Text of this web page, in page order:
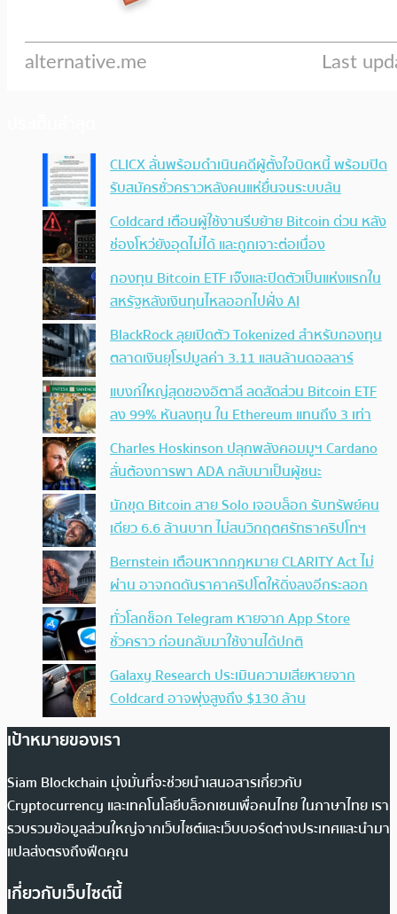
CLICX ลั่นพร้อมดำเนินคดีผู้ตั้งใจบิดหนี้ พร้อมปิด
รับสมัครชั่วคราวหลังคนแห่ยื่นจนระบบล้น
Coldcard เตือนผู้ใช้งานรีบย้าย Bitcoin ด่วน หลัง
ช่องโหว่ยังอุดไม่ได้ และถูกเจาะต่อเนื่อง
กองทุน Bitcoin ETF เจ๊งและปิดตัวเป็นแห่งแรกใน
สหรัฐหลังเงินทุนไหลออกไปฝั่ง AI
BlackRock ลุยเปิดตัว Tokenized สำหรับกองทุน
ตลาดเงินยุโรปมูลค่า 3.11 แสนล้านดอลลาร์
แบงก์ใหญ่สุดของอิตาลี ลดสัดส่วน Bitcoin ETF
ลง 99% หันลงทุน ใน Ethereum แทนถึง 3 เท่า
Charles Hoskinson ปลุกพลังคอมมูฯ Cardano
ลั่นต้องการพา ADA กลับมาเป็นผู้ชนะ
นักขุด Bitcoin สาย Solo เจอบล็อก รับทรัพย์คน
เดียว 6.6 ล้านบาท ไม่สนวิกฤตศรัทธาคริปโทฯ
Bernstein เตือนหากกฎหมาย CLARITY Act ไม่
ผ่าน อาจกดดันราคาคริปโตให้ดิ่งลงอีกระลอก
ทั่วโลกช็อก Telegram หายจาก App Store
ชั่วคราว ก่อนกลับมาใช้งานได้ปกติ
Galaxy Research ประเมินความเสียหายจาก
Coldcard อาจพุ่งสูงถึง $130 ล้าน
เป้าหมายของเรา
Siam Blockchain มุ่งมั่นที่จะช่วยนำเสนอสารเกี่ยวกับ
Cryptocurrency และเทคโนโลยีบล็อกเชนเพื่อคนไทย ในภาษาไทย เรา
รวบรวมข้อมูลส่วนใหญ่จากเว็บไซต์และเว็บบอร์ดต่างประเทศและนำมา
แปลส่งตรงถึงฟีดคุณ
เกี่ยวกับเว็บไซต์นี้